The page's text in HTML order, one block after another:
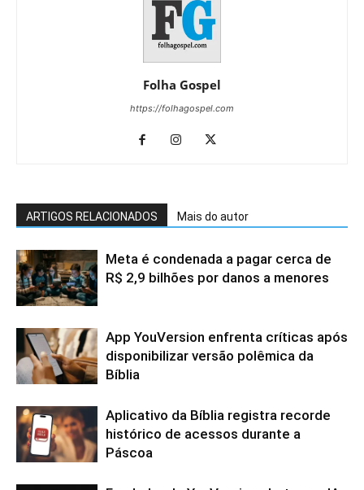
Folha Gospel
https://folhagospel.com
ARTIGOS RELACIONADOS Mais do autor
Meta é condenada a pagar cerca de
R$ 2,9 bilhões por danos a menores
App YouVersion enfrenta críticas após
disponibilizar versão polêmica da
Bíblia
Aplicativo da Bíblia registra recorde
histórico de acessos durante a
Páscoa